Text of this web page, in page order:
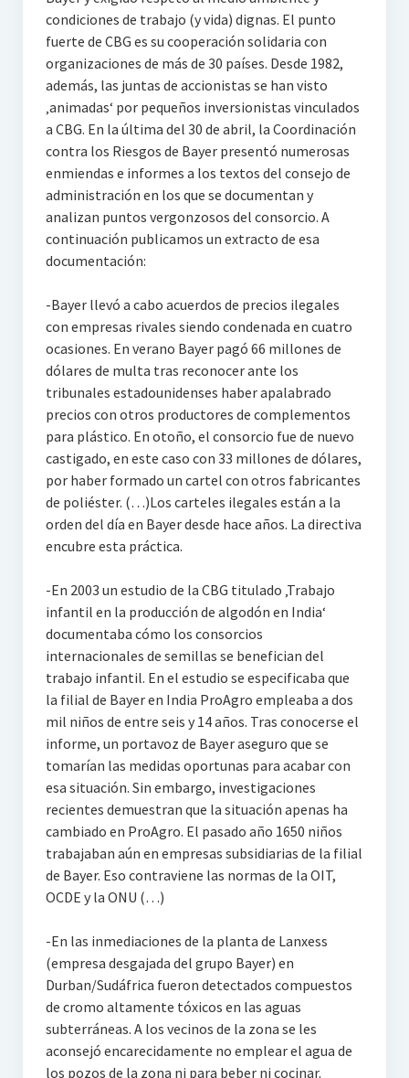
condiciones de trabajo (y vida) dignas. El punto
fuerte de CBG es su cooperación solidaria con
organizaciones de más de 30 países. Desde 1982,
además, las juntas de accionistas se han visto
‚animadas‘ por pequeños inversionistas vinculados
a CBG. En la última del 30 de abril, la Coordinación
contra los Riesgos de Bayer presentó numerosas
enmiendas e informes a los textos del consejo de
administración en los que se documentan y
analizan puntos vergonzosos del consorcio. A
continuación publicamos un extracto de esa
documentación:
-Bayer llevó a cabo acuerdos de precios ilegales
con empresas rivales siendo condenada en cuatro
ocasiones. En verano Bayer pagó 66 millones de
dólares de multa tras reconocer ante los
tribunales estadounidenses haber apalabrado
precios con otros productores de complementos
para plástico. En otoño, el consorcio fue de nuevo
castigado, en este caso con 33 millones de dólares,
por haber formado un cartel con otros fabricantes
de poliéster. (…)Los carteles ilegales están a la
orden del día en Bayer desde hace años. La directiva
encubre esta práctica.
-En 2003 un estudio de la CBG titulado ‚Trabajo
infantil en la producción de algodón en India‘
documentaba cómo los consorcios
internacionales de semillas se benefician del
trabajo infantil. En el estudio se especificaba que
la filial de Bayer en India ProAgro empleaba a dos
mil niños de entre seis y 14 años. Tras conocerse el
informe, un portavoz de Bayer aseguro que se
tomarían las medidas oportunas para acabar con
esa situación. Sin embargo, investigaciones
recientes demuestran que la situación apenas ha
cambiado en ProAgro. El pasado año 1650 niños
trabajaban aún en empresas subsidiarias de la filial
de Bayer. Eso contraviene las normas de la OIT,
OCDE y la ONU (…)
-En las inmediaciones de la planta de Lanxess
(empresa desgajada del grupo Bayer) en
Durban/Sudáfrica fueron detectados compuestos
de cromo altamente tóxicos en las aguas
subterráneas. A los vecinos de la zona se les
aconsejó encarecidamente no emplear el agua de
los pozos de la zona ni para beber ni cocinar.